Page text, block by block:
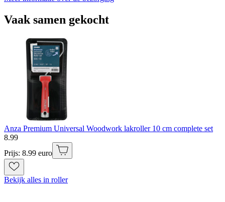
Vaak samen gekocht
Anza Premium Universal Woodwork lakroller 10 cm complete set
8.99
Prijs: 8.99 euro
Bekijk alles in roller